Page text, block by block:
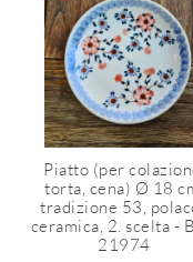
Piatto (per
torta, cena) Ø 18
tradizione 53,
ceramica, 2. scelta -
21974